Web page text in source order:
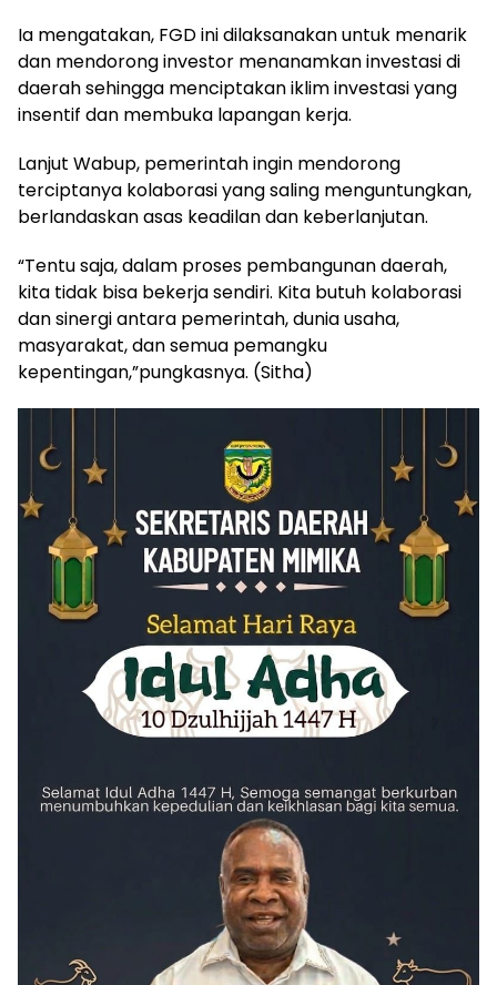
Ia mengatakan, FGD ini dilaksanakan untuk menarik
dan mendorong investor menanamkan investasi di
daerah sehingga menciptakan iklim investasi yang
insentif dan membuka lapangan kerja.
Lanjut Wabup, pemerintah ingin mendorong
terciptanya kolaborasi yang saling menguntungkan,
berlandaskan asas keadilan dan keberlanjutan.
“Tentu saja, dalam proses pembangunan daerah,
kita tidak bisa bekerja sendiri. Kita butuh kolaborasi
dan sinergi antara pemerintah, dunia usaha,
masyarakat, dan semua pemangku
kepentingan,”pungkasnya. (Sitha)